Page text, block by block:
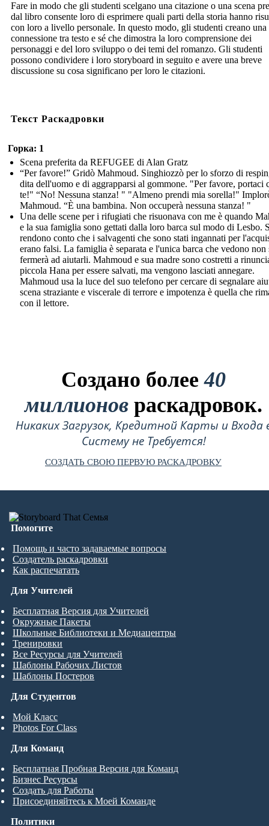
Fare in modo che gli studenti scelgano una citazione o una scena
dal libro consente loro di esprimere quali parti della storia hanno
con loro a livello personale. In questo modo, gli studenti creano una
connessione tra testo e sé che dimostra la loro comprensione dei
personaggi e del loro sviluppo o dei temi del romanzo. Gli studenti
possono condividere i loro storyboard in seguito e avere una breve
discussione su cosa significano per loro le citazioni.
Текст Раскадровки
Горка: 1
Scena preferita da REFUGEE di Alan Gratz
“Per favore!” Gridò Mahmoud. Singhiozzò per lo sforzo di
dita dell'uomo e di aggrapparsi al gommone. "Per favore, portaci
te!" “No! Nessuna stanza! " "Almeno prendi mia sorella!"
Mahmoud. “È una bambina. Non occuperà nessuna stanza! "
Una delle scene per i rifugiati che risuonava con me è quando
e la sua famiglia sono gettati dalla loro barca sul modo di Lesbo.
rendono conto che i salvagenti che sono stati ingannati per
erano falsi. La famiglia è separata e l'unica barca che vedono non
fermerà ad aiutarli. Mahmoud e sua madre sono costretti a
piccola Hana per essere salvati, ma vengono lasciati annegare.
Mahmoud usa la luce del suo telefono per cercare di segnalare
scena straziante e viscerale di terrore e impotenza è quella che
con il lettore.
Создано более40
миллионов раскадровок.
Никаких Загрузок, Кредитной Карты и Входа
Систему не Требуется!
СОЗДАТЬ СВОЮ ПЕРВУЮ РАСКАДРОВКУ
Помогите
Помощь и часто задаваемые вопросы
Создатель раскадровки
Как распечатать
Для Студентов
Мой Класс
Photos For Class
Для Учителей
Бесплатная Версия для Учителей
Окружные Пакеты
Школьные Библиотеки и Медиацентры
Тренировки
Все Ресурсы для Учителей
Шаблоны Рабочих Листов
Шаблоны Постеров
Для Команд
Бесплатная Пробная Версия для Команд
Бизнес Ресурсы
Создать для Работы
Присоединяйтесь к Моей Команде
Политики